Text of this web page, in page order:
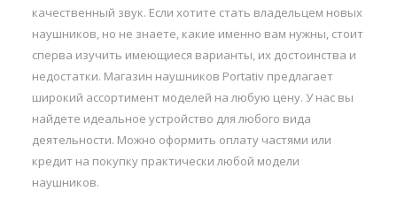
качественный звук. Если хотите стать владельцем новых
наушников, но не знаете, какие именно вам нужны, стоит
сперва изучить имеющиеся варианты, их достоинства и
недостатки. Магазин наушников Portativ предлагает
широкий ассортимент моделей на любую цену. У нас вы
найдете идеальное устройство для любого вида
деятельности. Можно оформить оплату частями или
кредит на покупку практически любой модели
наушников.